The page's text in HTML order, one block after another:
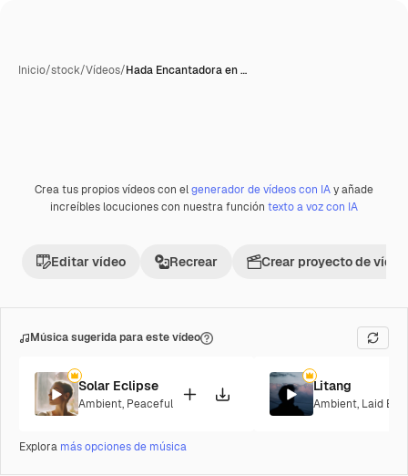
Inicio/stock/Vídeos/Hada Encantadora en …
PremiumGenerada con IA
Crea tus propios vídeos con elgenerador de vídeos con IAy añade
increíbles locuciones con nuestra función texto a voz con IA
Editar vídeo Recrear Crear proyecto de vídeo
Música sugerida para este vídeo
Solar Eclipse
Ambient, Peaceful
Litang
Ambient, Laid
Explora más opciones de música